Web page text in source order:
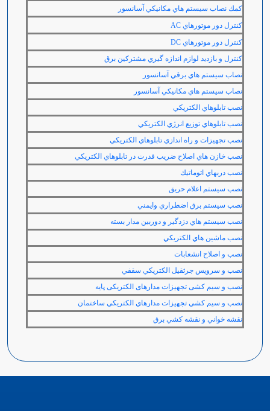
كمك نصاب سيستم هاي مكانيكي آسانسور
كنترل دور موتورهاي AC
كنترل دور موتورهاي DC
كنترل و بازديد لوازم اندازه گيري مشتركين برق
نصاب سيستم هاي برقي آسانسور
نصاب سيستم هاي مكانيكي آسانسور
نصب تابلوهاي الكتريكي
نصب تابلوهاي توزيع انرژي الكتريكي
نصب تجهيزات و راه اندازي تابلوهاي الكتريكي
نصب خازن هاي اصلاح ضريب قدرت در تابلوهاي الكتريكي
نصب دربهاي اتوماتيك
نصب سيستم اعلام حريق
نصب سيستم برق اضطراري وايمني
نصب سيستم هاي دزدگير و دوربين مدار بسته
نصب ماشين هاي الكتريكي
نصب و اصلاح انشعابات
نصب و سرويس جرثقيل الكتريكي سقفي
نصب و سیم کشی تجهیزات مدارهای الکتریکی پایه
نصب و سيم كشي تجهيزات مدارهاي الكتريكي ساختمان
نقشه خواني و نقشه كشي برق